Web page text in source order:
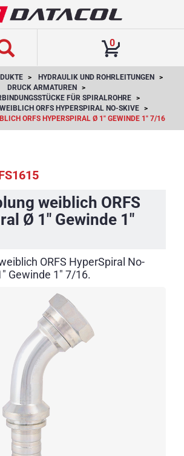
0
HYDRAULIK UND ROHRLEITUNGEN
DRUCK ARMATUREN
FÜR SPIRALROHRE
ORFS HYPERSPIRAL NO-SKIVE
ORFS HYPERSPIRAL Ø 1" GEWINDE 1" 7/16
weiblich ORFS
Ø 1" Gewinde 1"
ORFS HyperSpiral No-
Gewinde 1" 7/16.